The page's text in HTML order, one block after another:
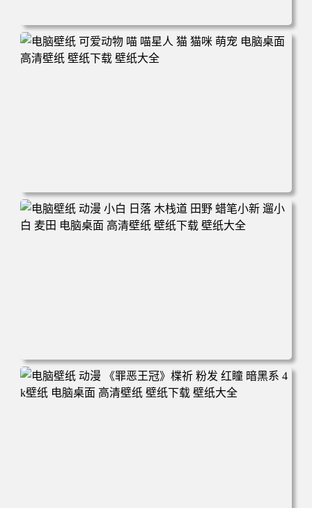
电脑壁纸 动漫 冬季 公交车 朱迪狐尼克 4K 电脑壁纸 3840x2
160 电脑桌面 高清壁纸 壁纸下载 壁纸大全
电脑壁纸 可爱动物 喵 喵星人 猫 猫咪 萌宠 电脑桌面 高清壁
纸 壁纸下载 壁纸大全
电脑壁纸 动漫 小白 日落 木栈道 田野 蜡笔小新 遛小白 麦田
电脑桌面 高清壁纸 壁纸下载 壁纸大全